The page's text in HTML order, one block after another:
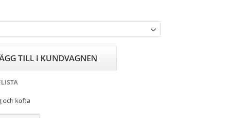
TILL I KUNDVAGNEN
och kofta